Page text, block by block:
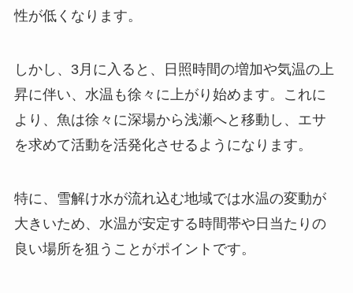
性が低くなります。
しかし、3月に入ると、日照時間の増加や気温の上
昇に伴い、水温も徐々に上がり始めます。これに
より、魚は徐々に深場から浅瀬へと移動し、エサ
を求めて活動を活発化させるようになります。
特に、雪解け水が流れ込む地域では水温の変動が
大きいため、水温が安定する時間帯や日当たりの
良い場所を狙うことがポイントです。